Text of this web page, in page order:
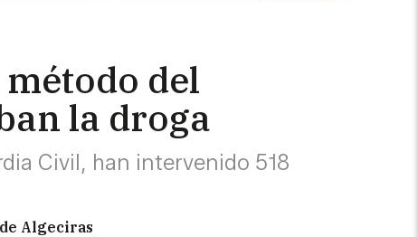
del
la droga
Civil, han intervenido 518
Algeciras